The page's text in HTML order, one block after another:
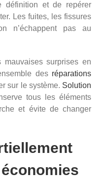
définition et de repérer
Les fuites, les fissures
n’échappent pas au
surprises en
des réparations
sur le système. Solution
tous les éléments
et évite de changer